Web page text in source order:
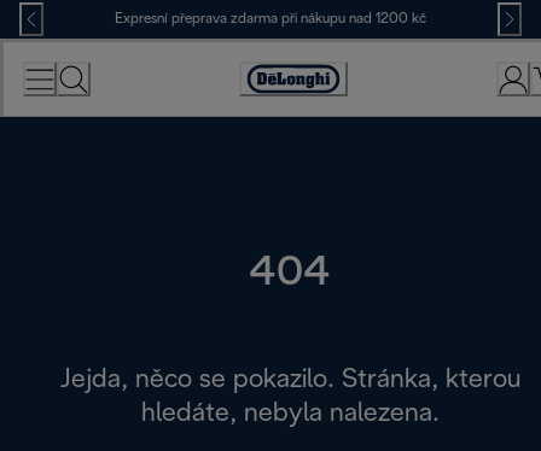
Skip
to
Content
Expresní přeprava zdarma při nákupu nad 1200 kč
Accessibility
Statement
404
Jejda, něco se pokazilo. Stránka, kterou
hledáte, nebyla nalezena.